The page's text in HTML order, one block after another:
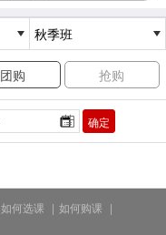
团购 抢购
确定
如何选课 | 如何购课 |